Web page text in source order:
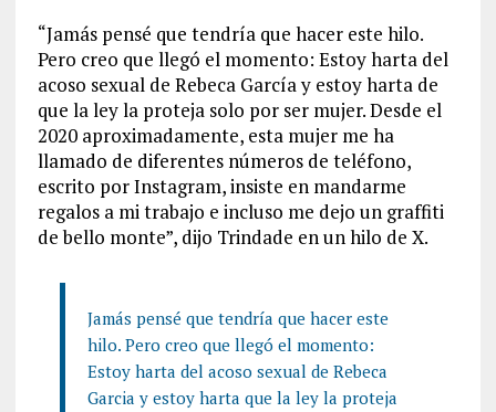
“Jamás pensé que tendría que hacer este hilo.
Pero creo que llegó el momento: Estoy harta del
acoso sexual de Rebeca García y estoy harta de
que la ley la proteja solo por ser mujer. Desde el
2020 aproximadamente, esta mujer me ha
llamado de diferentes números de teléfono,
escrito por Instagram, insiste en mandarme
regalos a mi trabajo e incluso me dejo un graffiti
de bello monte”, dijo Trindade en un hilo de X.
Jamás pensé que tendría que hacer este
hilo. Pero creo que llegó el momento:
Estoy harta del acoso sexual de Rebeca
Garcia y estoy harta que la ley la proteja